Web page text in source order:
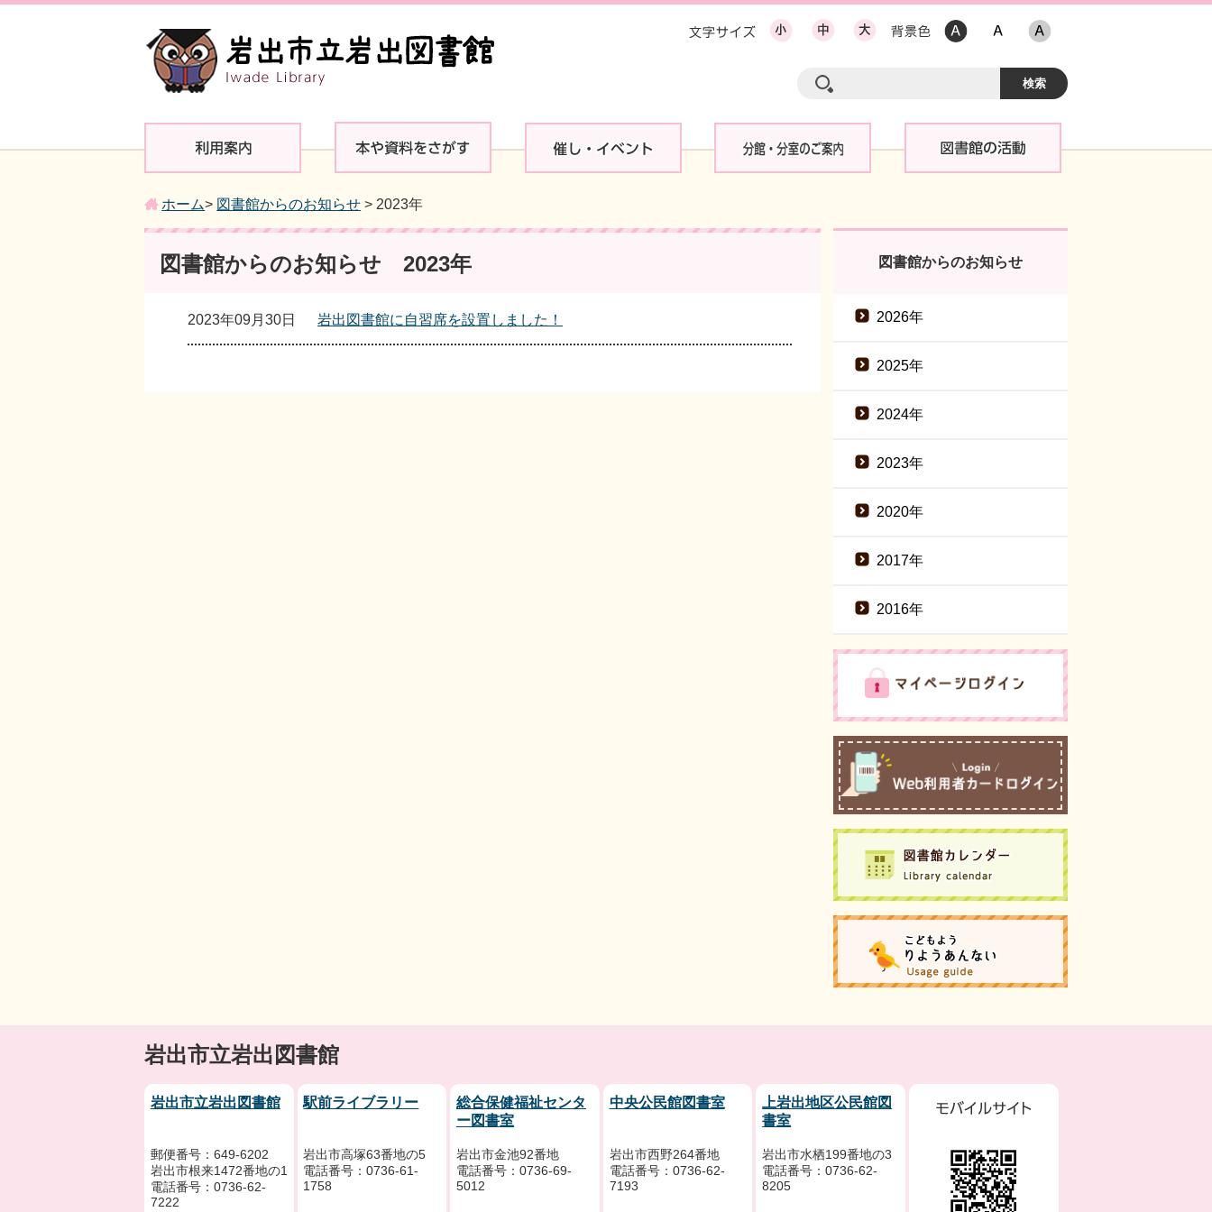
ホーム> 図書館からのお知らせ > 2023年
図書館からのお知らせ 2023年
2023年09月30日 岩出図書館に自習席を設置しました！
図書館からのお知らせ
2026年
2025年
2024年
2023年
2020年
2017年
2016年
岩出市立岩出図書館
岩出市立岩出図書館
郵便番号：649-6202
岩出市根来1472番地の1
電話番号：0736-62-
7222
駅前ライブラリー
岩出市高塚63番地の5
電話番号：0736-61-
1758
総合保健福祉センタ
ー図書室
岩出市金池92番地
電話番号：0736-69-
5012
中央公民館図書室
岩出市西野264番地
電話番号：0736-62-
7193
上岩出地区公民館図
書室
岩出市水栖199番地の3
電話番号：0736-62-
8205